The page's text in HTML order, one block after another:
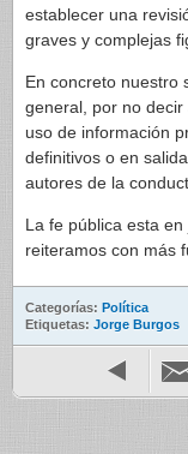
establecer una
graves y complejas
En concreto nuestro
general, por no
uso de información
definitivos o en
autores de la
La fe pública esta
reiteramos con más
Categorías: Política
Etiquetas: Jorge Burgos